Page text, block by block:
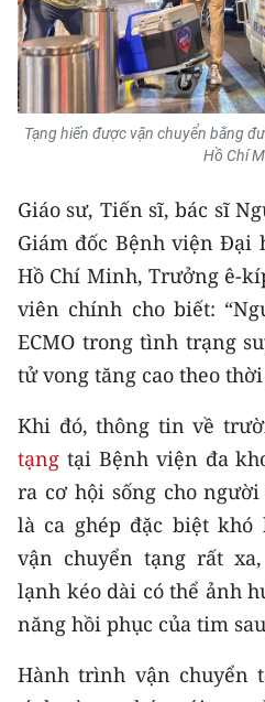
Media Khoa học - Công
Media Môi trường
Ảnh
TIN MỚI
TIN ĐỊA PHƯƠNG
Trung du và miền núi phía
Đồng bằng sông Hồng
Bắc Trung Bộ
Duyên hải Nam Trung Bộ
Nguyên
Đông Nam Bộ
Đồng bằng sông Cửu Long
Tạng hiến được vận chuyển bằng
Hồ Chí
Giáo sư, Tiến sĩ, bác sĩ
Giám đốc Bệnh viện Đại
Hồ Chí Minh, Trưởng ê-
viên chính cho biết:
ECMO trong tình trạng
tử vong tăng cao theo
Khi đó, thông tin về
tạng tại Bệnh viện đa
ra cơ hội sống cho
là ca ghép đặc biệt khó
vận chuyển tạng rất
lạnh kéo dài có thể ảnh
năng hồi phục của tim
Hành trình vận chuyển